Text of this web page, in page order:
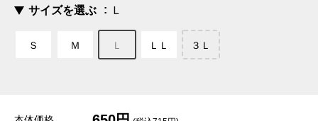
サイズを選ぶ Ｌ
Ｓ Ｍ Ｌ ＬＬ ３Ｌ